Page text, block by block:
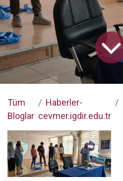
Tüm
Bloglar
Haberler-
cevmer.igdir.edu.tr